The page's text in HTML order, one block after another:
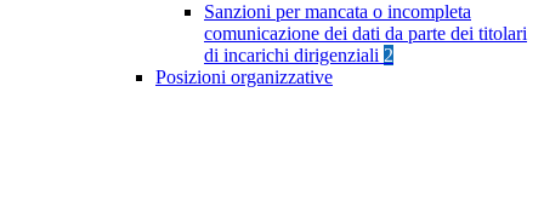
Sanzioni per mancata o incompleta
comunicazione dei dati da parte dei titolari
di incarichi dirigenziali 2
Posizioni organizzative